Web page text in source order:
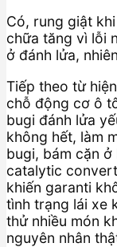
Có, rung giật
chữa tăng vì lỗi
ở đánh lửa,
Tiếp theo từ
chỗ động cơ ô
bugi đánh lửa
không hết, làm
bugi, bám cặn
catalytic
khiến garanti
tình trạng lái xe
thử nhiều món
nguyên nhân